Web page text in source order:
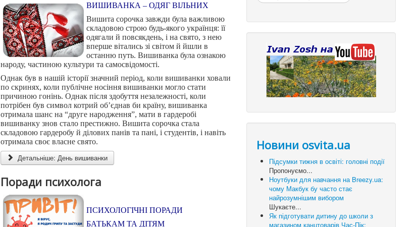
ВИШИВАНКА – ОДЯГ ВІЛЬНИХ
Вишита сорочка завжди була важливою
складовою строю будь-якого українця: її
одягали й повсякдень, і на свято, з нею
вперше вітались зі світом й йшли в
останню путь. Вишиванка була ознакою
народу, частиною культури та самосвідомості.
Однак був в нашій історії значний період, коли вишиванки ховали
по скринях, коли публічне носіння вишиванки могло стати
причиною гонінь. Однак після здобуття незалежності, коли
потрібен був символ котрий об’єднав би країну, вишиванка
отримала шанс на “друге народження”, мати в гардеробі
вишиванку знов стало престижно. Вишита сорочка стала
складовою гардеробу й ділових панів та пані, і студентів, і навіть
отримала своє власне свято.
Детальніше: День вишиванки
Поради психолога
ПСИХОЛОГІЧНІ ПОРАДИ
БАТЬКАМ ТА ДІТЯМ
Новини osvita.ua
Підсумки тижня в освіті: головні події
Пропонуємо...
Ноутбуки для навчання на Breezy.ua:
чому Макбук бу часто стає
найрозумнішим вибором
Шукаєте...
Як підготувати дитину до школи з
магазином канцтоварів Час-Пік: